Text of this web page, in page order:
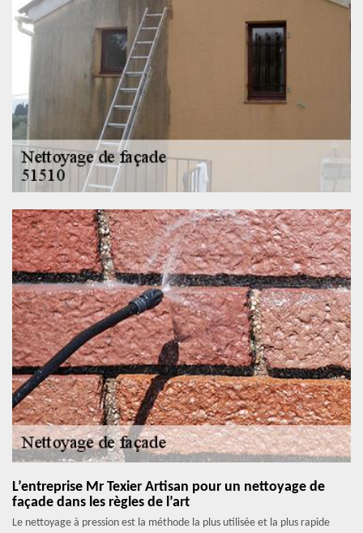
L’entreprise Mr Texier Artisan pour un nettoyage de
façade dans les règles de l’art
Le nettoyage à pression est la méthode la plus utilisée et la plus rapide